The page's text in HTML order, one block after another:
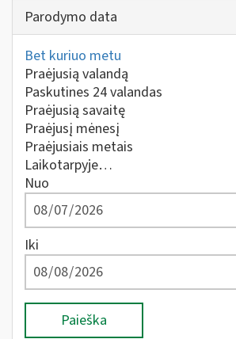
Parodymo data
Bet kuriuo metu
Praėjusią valandą
Paskutines 24 valandas
Praėjusią savaitę
Praėjusį mėnesį
Praėjusiais metais
Laikotarpyje…
Nuo
Iki
Paieška